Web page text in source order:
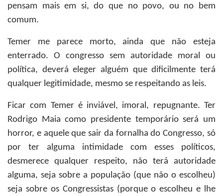
pensam mais em si, do que no povo, ou no bem
comum.
Temer me parece morto, ainda que não esteja
enterrado. O congresso sem autoridade moral ou
política, deverá eleger alguém que dificilmente terá
qualquer legitimidade, mesmo se respeitando as leis.
Ficar com Temer é inviável, imoral, repugnante. Ter
Rodrigo Maia como presidente temporário será um
horror, e aquele que sair da fornalha do Congresso, só
por ter alguma intimidade com esses políticos,
desmerece qualquer respeito, não terá autoridade
alguma, seja sobre a população (que não o escolheu)
seja sobre os Congressistas (porque o escolheu e lhe